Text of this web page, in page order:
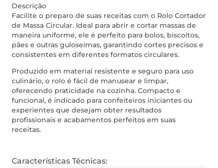
Descrição
Facilite o preparo de suas receitas com o Rolo Cortador
de Massa Circular. Ideal para abrir e cortar massas de
maneira uniforme, ele é perfeito para bolos, biscoitos,
pães e outras guloseimas, garantindo cortes precisos e
consistentes em diferentes formatos circulares.
Produzido em material resistente e seguro para uso
culinário, o rolo é fácil de manusear e limpar,
oferecendo praticidade na cozinha. Compacto e
funcional, é indicado para confeiteiros iniciantes ou
experientes que desejam obter resultados
profissionais e acabamentos perfeitos em suas
receitas.
Características Técnicas: